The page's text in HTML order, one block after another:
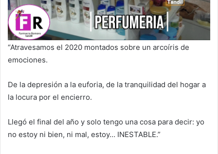
“Atravesamos el 2020 montados sobre un arcoíris de
emociones.
De la depresión a la euforia, de la tranquilidad del hogar a
la locura por el encierro.
Llegó el final del año y solo tengo una cosa para decir: yo
no estoy ni bien, ni mal, estoy… INESTABLE.”